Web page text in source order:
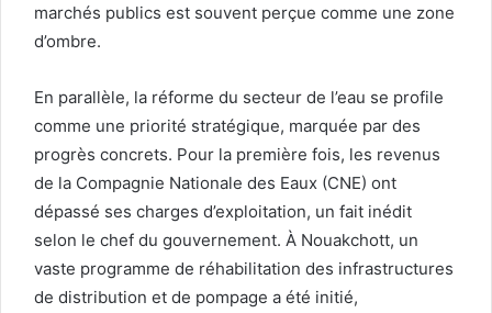
marchés publics est souvent perçue comme une zone
d’ombre.
En parallèle, la réforme du secteur de l’eau se profile
comme une priorité stratégique, marquée par des
progrès concrets. Pour la première fois, les revenus
de la Compagnie Nationale des Eaux (CNE) ont
dépassé ses charges d’exploitation, un fait inédit
selon le chef du gouvernement. À Nouakchott, un
vaste programme de réhabilitation des infrastructures
de distribution et de pompage a été initié,